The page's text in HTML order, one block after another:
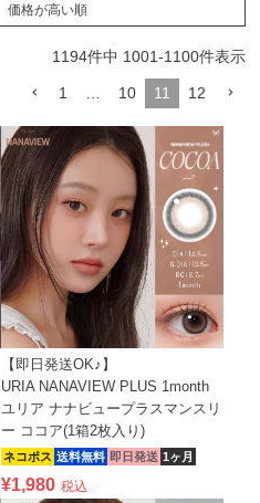
価格が高い順
1194件中 1001-1100件表示
1 10 11 12
【即日発送OK♪】
URIA NANAVIEW PLUS 1month
ユリア ナナビュープラスマンスリ
ー ココア(1箱2枚入り)
ネコポス 送料無料 即日発送 1ヶ月
¥1,980 税込